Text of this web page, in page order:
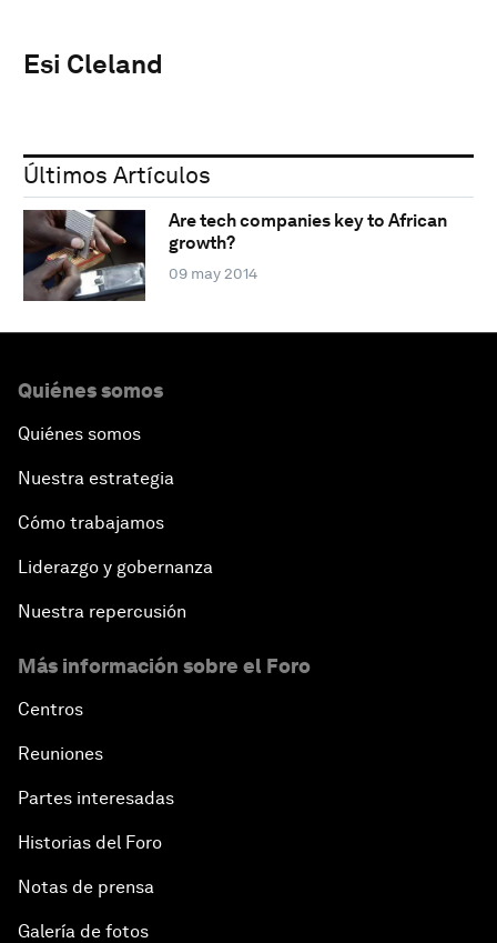
Esi Cleland
Últimos Artículos
Are tech companies key to African
growth?
09 may 2014
Quiénes somos
Quiénes somos
Nuestra estrategia
Cómo trabajamos
Liderazgo y gobernanza
Nuestra repercusión
Más información sobre el Foro
Centros
Reuniones
Partes interesadas
Historias del Foro
Notas de prensa
Galería de fotos